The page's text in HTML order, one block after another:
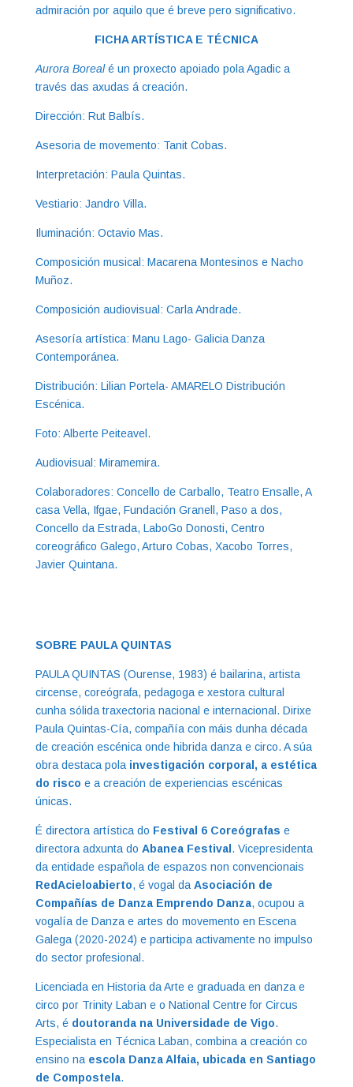
admiración por aquilo que é breve pero significativo.
FICHA ARTÍSTICA E TÉCNICA
Aurora Borealé un proxecto apoiado pola Agadic a
través das axudas á creación.
Dirección: Rut Balbís.
Asesoria de movemento: Tanit Cobas.
Interpretación: Paula Quintas.
Vestiario: Jandro Villa.
Iluminación: Octavio Mas.
Composición musical: Macarena Montesinos e Nacho
Muñoz.
Composición audiovisual: Carla Andrade.
Asesoría artística: Manu Lago- Galicia Danza
Contemporánea.
Distribución: Lilian Portela- AMARELO Distribución
Escénica.
Foto: Alberte Peiteavel.
Audiovisual: Miramemira.
Colaboradores: Concello de Carballo, Teatro Ensalle, A
casa Vella, Ifgae, Fundación Granell, Paso a dos,
Concello da Estrada, LaboGo Donosti, Centro
coreográfico Galego, Arturo Cobas, Xacobo Torres,
Javier Quintana.
SOBRE PAULA QUINTAS
PAULA QUINTAS (Ourense, 1983) é bailarina, artista
circense, coreógrafa, pedagoga e xestora cultural
cunha sólida traxectoria nacional e internacional. Dirixe
Paula Quintas-Cía, compañía con máis dunha década
de creación escénica onde hibrida danza e circo. A súa
obra destaca pola investigación corporal, a estética
do risco e a creación de experiencias escénicas
únicas.
É directora artística do Festival 6 Coreógrafas e
directora adxunta do Abanea Festival . Vicepresidenta
da entidade española de espazos non convencionais
RedAcieloabierto, é vogal daAsociación de
Compañías de Danza Emprendo Danza, ocupou a
vogalía de Danza e artes do movemento en Escena
Galega (2020-2024) e participa activamente no impulso
do sector profesional.
Licenciada en Historia da Arte e graduada en danza e
circo por Trinity Laban e o National Centre for Circus
Arts, é doutoranda na Universidade de Vigo.
Especialista en Técnica Laban, combina a creación co
ensino na escola Danza Alfaia, ubicada en Santiago
de Compostela.